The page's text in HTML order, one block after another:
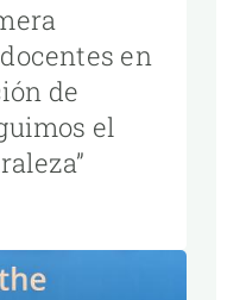
en
de
el